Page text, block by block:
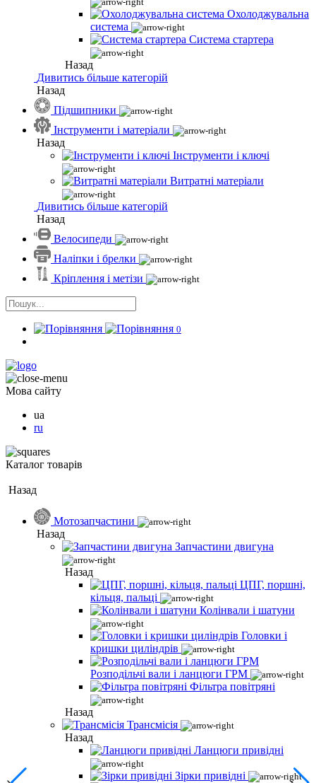
Охолоджувальна
система
Система стартера
Назад
Дивитись більше категорій
Назад
Підшипники
Інструменти і матеріали
Назад
Інструменти і ключі
Витратні матеріали
Дивитись більше категорій
Назад
Велосипеди
Наліпки і брелки
Кріплення і метізи
0
Мова сайту
ua
ru
Каталог товарів
Назад
Мотозапчастини
Назад
Запчастини двигуна
Назад
ЦПГ, поршні,
кільця, пальці
Колінвали і шатуни
Головки і
кришки циліндрів
Розподільчі вали і ланцюги ГРМ
Фільтра повітряні
Назад
Трансмісія
Назад
Ланцюги привідні
Зірки привідні